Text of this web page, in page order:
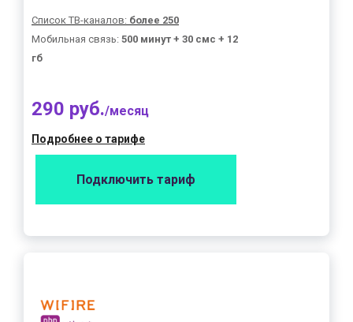
Список ТВ-каналов: более 250
Мобильная связь: 500 минут + 30 смс + 12
гб
290 руб./месяц
Подробнее о тарифе
Подключить тариф